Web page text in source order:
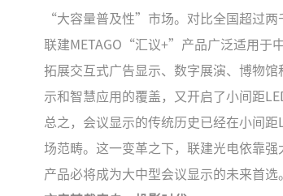
“大容量普及性”市场。对比全国超过
联建METAGO“汇议+”产品广泛适用于
拓展交互式广告显示、数字展演、博物
示和智慧应用的覆盖，又开启了小间距
总之，会议显示的传统历史已经在小间
场范畴。这一变革之下，联建光电依靠
产品必将成为大中型会议显示的未来首选